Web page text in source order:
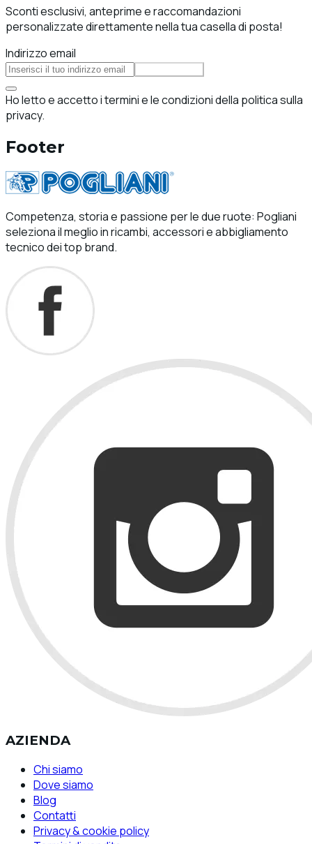
Sconti esclusivi, anteprime e raccomandazioni
personalizzate direttamente nella tua casella di posta!
Indirizzo email
Ho letto e accetto i termini e le condizioni della politica sulla
privacy.
Footer
Competenza, storia e passione per le due ruote: Pogliani
seleziona il meglio in ricambi, accessori e abbigliamento
tecnico dei top brand.
AZIENDA
Chi siamo
Dove siamo
Blog
Contatti
Privacy & cookie policy